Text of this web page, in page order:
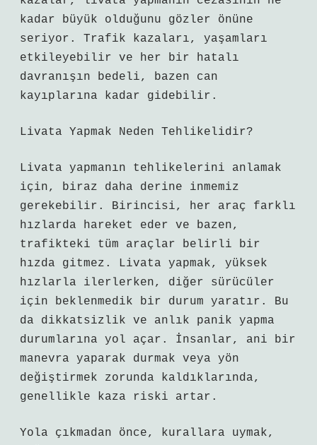
kadar büyük olduğunu gözler önüne
seriyor. Trafik kazaları, yaşamları
etkileyebilir ve her bir hatalı
davranışın bedeli, bazen can
kayıplarına kadar gidebilir.
Livata Yapmak Neden Tehlikelidir?
Livata yapmanın tehlikelerini anlamak
için, biraz daha derine inmemiz
gerekebilir. Birincisi, her araç farklı
hızlarda hareket eder ve bazen,
trafikteki tüm araçlar belirli bir
hızda gitmez. Livata yapmak, yüksek
hızlarla ilerlerken, diğer sürücüler
için beklenmedik bir durum yaratır. Bu
da dikkatsizlik ve anlık panik yapma
durumlarına yol açar. İnsanlar, ani bir
manevra yaparak durmak veya yön
değiştirmek zorunda kaldıklarında,
genellikle kaza riski artar.
Yola çıkmadan önce, kurallara uymak,